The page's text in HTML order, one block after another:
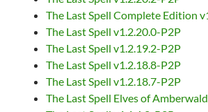
The Last Spell Complete Edition
The Last Spell v1.2.20.0-P2P
The Last Spell v1.2.19.2-P2P
The Last Spell v1.2.18.8-P2P
The Last Spell v1.2.18.7-P2P
The Last Spell Elves of